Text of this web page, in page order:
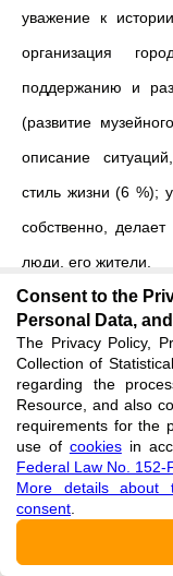
уважение к
организация
поддержанию и
(развитие
описание
стиль жизни (6 %);
собственно,
люди, его жители.
3) “ культурно-
горожанами
культурного
6,1 %
поставленный
Анализируя
Что вы
Consent to the
Personal Data,
The Privacy Policy,
Collection of
regarding the
Resource, and also
requirements for the
use of cookiesin
Federal Law No. 152-
More details about
consent